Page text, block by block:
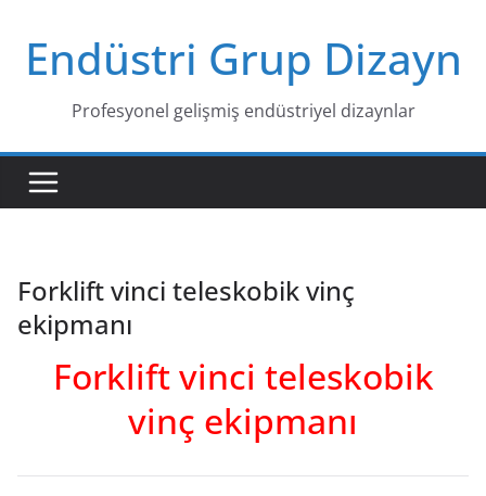
contentEndüstri Grup Dizayn
Profesyonel gelişmiş endüstriyel dizaynlar
Forklift vinci teleskobik vinç
ekipmanı
Forklift vinci teleskobik
vinç ekipmanı